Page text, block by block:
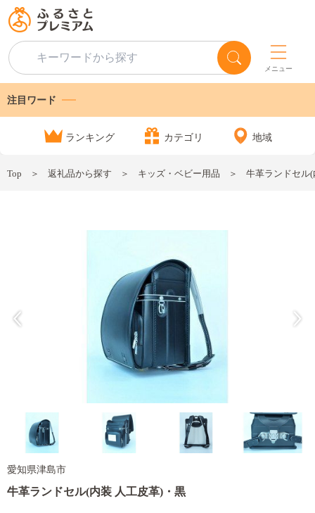
メニュー
注目ワード
ランキング カテゴリ 地域
Top 返礼品から探す キッズ・ベビー用品 牛革ランドセル
愛知県津島市
牛革ランドセル(内装 人工皮革)・黒